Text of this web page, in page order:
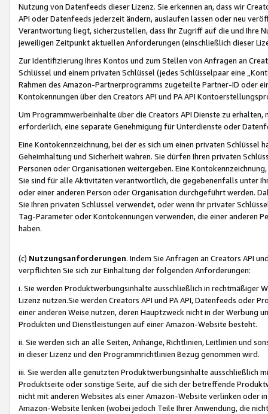
Nutzung von Datenfeeds dieser Lizenz. Sie erkennen an, dass wir
API oder Datenfeeds jederzeit ändern, auslaufen lassen oder neu
Verantwortung liegt, sicherzustellen, dass Ihr Zugriff auf die und Ihre
jeweiligen Zeitpunkt aktuellen Anforderungen (einschließlich dieser
Zur Identifizierung Ihres Kontos und zum Stellen von Anfragen an
Schlüssel und einem privaten Schlüssel (jedes Schlüsselpaar eine
Rahmen des Amazon-Partnerprogramms zugeteilte Partner-ID oder
Kontokennungen über den Creators API und PA API
Um Programmwerbeinhalte über die Creators API Dienste zu
erforderlich, eine separate Genehmigung für Unterdienste oder
Eine Kontokennzeichnung, bei der es sich um einen privaten
Geheimhaltung und Sicherheit wahren. Sie dürfen Ihren privaten
Personen oder Organisationen weitergeben. Eine
Sie sind für alle Aktivitäten verantwortlich, die gegebenenfalls unter
oder einer anderen Person oder Organisation durchgeführt werden.
Sie Ihren privaten Schlüssel verwendet, oder wenn Ihr privater
Tag-Parameter oder Kontokennungen verwenden, die einer anderen
haben.
(c) Nutzungsanforderungen. Indem Sie Anfragen an Creators API
verpflichten Sie sich zur Einhaltung der folgenden Anforderungen:
i. Sie werden Produktwerbungsinhalte ausschließlich in rechtmäßiger
Lizenz nutzen.Sie werden Creators API und PA API, Datenfeeds oder
einer anderen Weise nutzen, deren Hauptzweck nicht in der Werbung
Produkten und Dienstleistungen auf einer Amazon-Website besteht.
ii. Sie werden sich an alle Seiten, Anhänge, Richtlinien, Leitlinien und
in dieser Lizenz und den Programmrichtlinien Bezug genommen wird.
iii. Sie werden alle genutzten Produktwerbungsinhalte ausschließlich
Produktseite oder sonstige Seite, auf die sich der betreffende
nicht mit anderen Websites als einer Amazon-Website verlinken oder
Amazon-Website lenken (wobei jedoch Teile Ihrer Anwendung, die